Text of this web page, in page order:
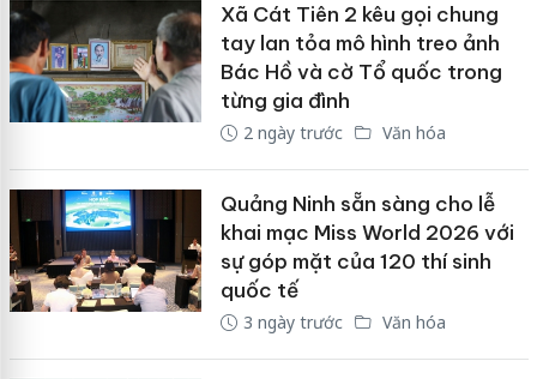
Xã Cát Tiên 2 kêu gọi chung
tay lan tỏa mô hình treo ảnh
Bác Hồ và cờ Tổ quốc trong
từng gia đình
2 ngày trước Văn hóa
Quảng Ninh sẵn sàng cho lễ
khai mạc Miss World 2026 với
sự góp mặt của 120 thí sinh
quốc tế
3 ngày trước Văn hóa